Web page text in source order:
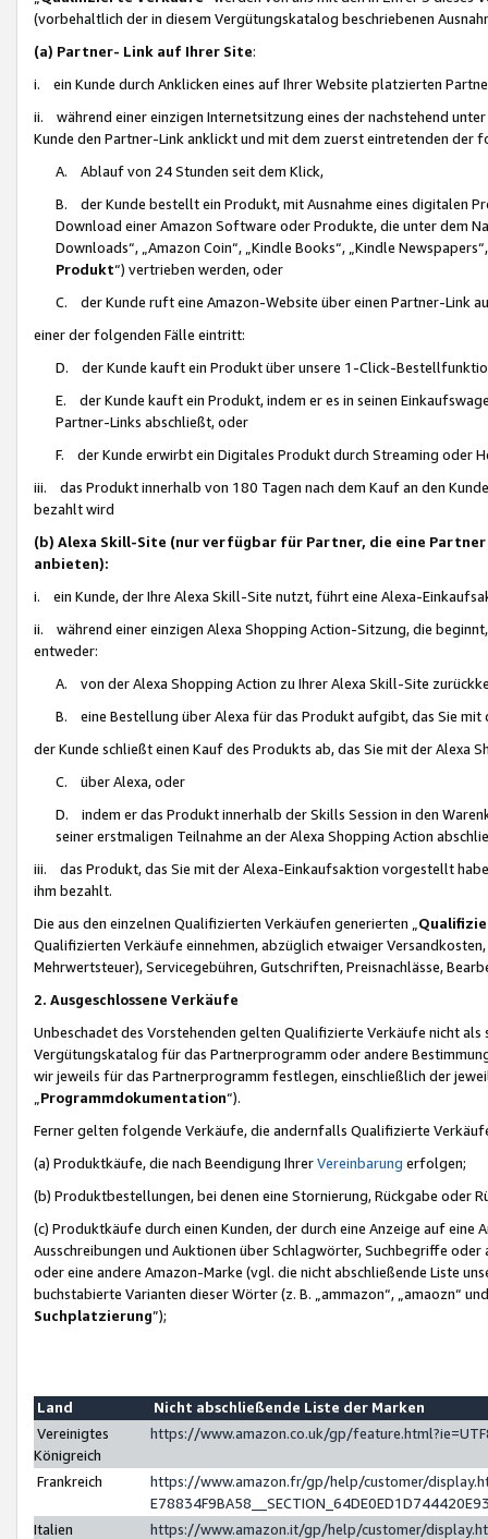
(vorbehaltlich der in diesem Vergütungskatalog beschriebenen
(a) Partner- Link auf Ihrer Site:
i. ein Kunde durch Anklicken eines auf Ihrer Website platzierten
ii. während einer einzigen Internetsitzung eines der nachstehend
Kunde den Partner-Link anklickt und mit dem zuerst eintretenden der
A. Ablauf von 24 Stunden seit dem Klick,
B. der Kunde bestellt ein Produkt, mit Ausnahme eines digitalen
Download einer Amazon Software oder Produkte, die unter dem
Downloads“, „Amazon Coin“, „Kindle Books“, „Kindle
Produkt“) vertrieben werden, oder
C. der Kunde ruft eine Amazon-Website über einen Partner-Link
einer der folgenden Fälle eintritt:
D. der Kunde kauft ein Produkt über unsere 1-Click-
E. der Kunde kauft ein Produkt, indem er es in seinen
Partner-Links abschließt, oder
F. der Kunde erwirbt ein Digitales Produkt durch Streaming oder
iii. das Produkt innerhalb von 180 Tagen nach dem Kauf an den
bezahlt wird
(b) Alexa Skill-Site (nur verfügbar für Partner, die eine
anbieten):
i. ein Kunde, der Ihre Alexa Skill-Site nutzt, führt eine Alexa-
ii. während einer einzigen Alexa Shopping Action-Sitzung, die
entweder:
A. von der Alexa Shopping Action zu Ihrer Alexa Skill-Site
B. eine Bestellung über Alexa für das Produkt aufgibt, das Sie mit
der Kunde schließt einen Kauf des Produkts ab, das Sie mit der Alexa
C. über Alexa, oder
D. indem er das Produkt innerhalb der Skills Session in den
seiner erstmaligen Teilnahme an der Alexa Shopping Action
iii. das Produkt, das Sie mit der Alexa-Einkaufsaktion vorgestellt
ihm bezahlt.
Die aus den einzelnen Qualifizierten Verkäufen generierten „
Qualifizierten Verkäufe einnehmen, abzüglich etwaiger
Mehrwertsteuer), Servicegebühren, Gutschriften, Preisnachlässe,
2. Ausgeschlossene Verkäufe
Unbeschadet des Vorstehenden gelten Qualifizierte Verkäufe nicht
Vergütungskatalog für das Partnerprogramm oder andere
wir jeweils für das Partnerprogramm festlegen, einschließlich der
Programmdokumentation“).
Ferner gelten folgende Verkäufe, die andernfalls Qualifizierte
(a) Produktkäufe, die nach Beendigung IhrerVereinbarung erfolgen;
(b) Produktbestellungen, bei denen eine Stornierung, Rückgabe oder
(c) Produktkäufe durch einen Kunden, der durch eine Anzeige auf
Ausschreibungen und Auktionen über Schlagwörter, Suchbegriffe
oder eine andere Amazon-Marke (vgl. die nicht abschließende Liste
buchstabierte Varianten dieser Wörter (z. B. „ammazon“, „amaozn“
Suchplatzierung”);
Land
Nicht abschließende Liste der Marken
Vereinigtes
Königreich
https://www.amazon.co.uk/gp/
Frankreich
https://www.amazon.fr/gp/help/customer/
Italien
https://www.amazon.it/gp/help/customer/